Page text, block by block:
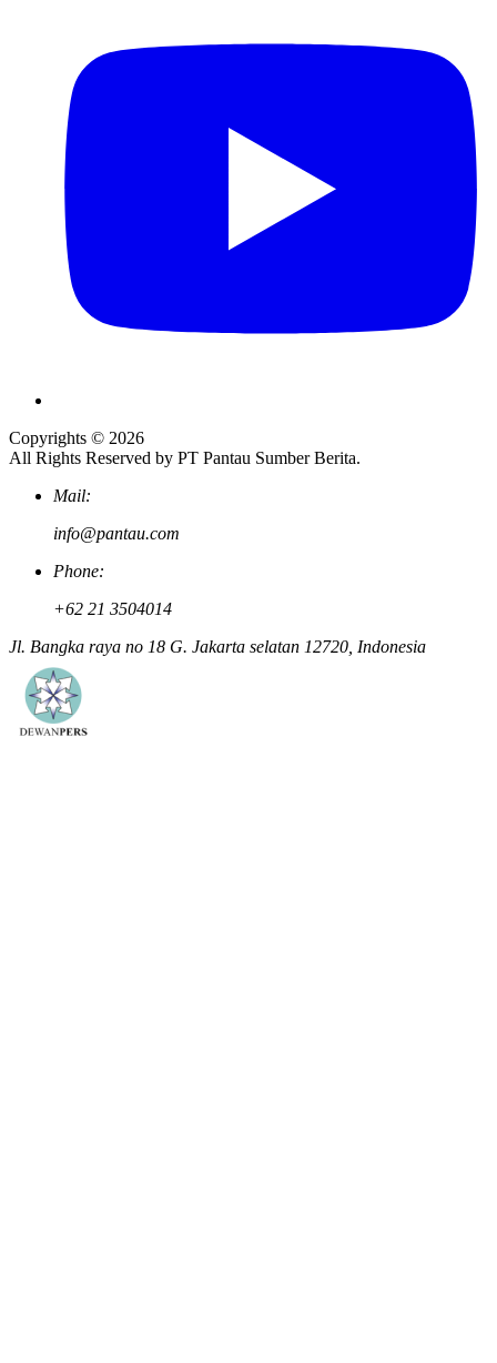
Copyrights © 2026
All Rights Reserved by PT Pantau Sumber Berita.
Mail:
info@pantau.com
Phone:
+62 21 3504014
Jl. Bangka raya no 18 G. Jakarta selatan 12720, Indonesia